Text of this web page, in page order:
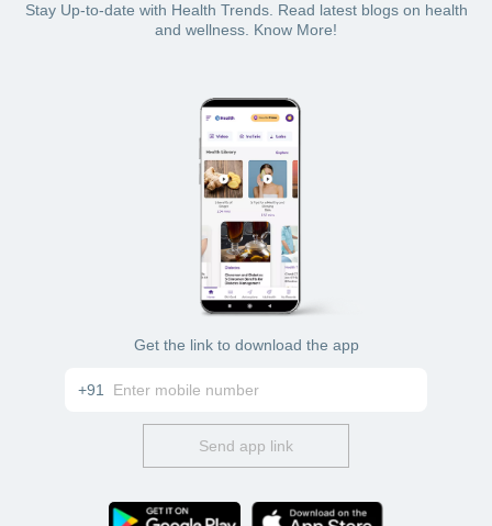
Stay Up-to-date with Health Trends. Read latest blogs on health
and wellness. Know More!
Get the link to download the app
+91
Send app link